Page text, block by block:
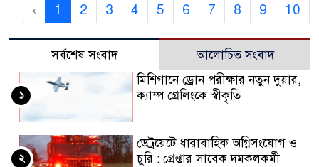
‹ 1 2 3 4 5 6 7 8 9 10
সর্বশেষ সংবাদ
আলোচিত সংবাদ
মিশিগানে ড্রোন পরীক্ষার নতুন দুয়ার,
ক্যাম্প গ্রেলিংকে স্বীকৃতি
১
ডেট্রয়েটে ধারাবাহিক অগ্নিসংযোগ ও
চুরি : গ্রেপ্তার সাবেক দমকলকর্মী
২